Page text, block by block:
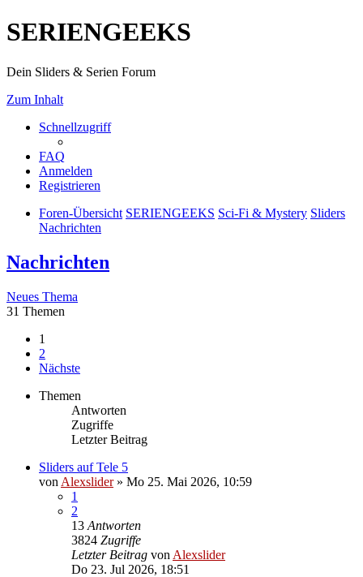
SERIENGEEKS
Dein Sliders & Serien Forum
Zum Inhalt
Schnellzugriff
FAQ
Anmelden
Registrieren
Foren-Übersicht SERIENGEEKS Sci-Fi & Mystery Sliders
Nachrichten
Nachrichten
Neues Thema
31 Themen
1
2
Nächste
Themen
Antworten
Zugriffe
Letzter Beitrag
Sliders auf Tele 5
von Alexslider» Mo 25. Mai 2026, 10:59
1
2
13 Antworten
3824 Zugriffe
Letzter Beitrag von Alexslider
Do 23. Jul 2026, 18:51